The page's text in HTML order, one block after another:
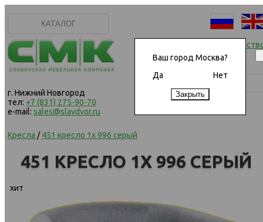
Ваш город Москва?
Да
Нет
КАТАЛОГ
г. Нижний Новгород
тел: +7 (831) 275-90-70
e-mail: sales@slavdvor.ru
Начать
Кресла /451 кресло 1х 996 серый
451 КРЕСЛО 1Х 996 СЕРЫЙ
хит